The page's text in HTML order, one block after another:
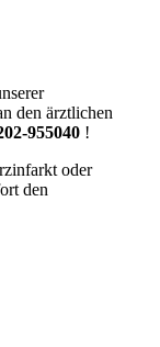
den ärztlichen
955040 !
oder
den